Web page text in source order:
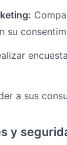
su
a sus
y